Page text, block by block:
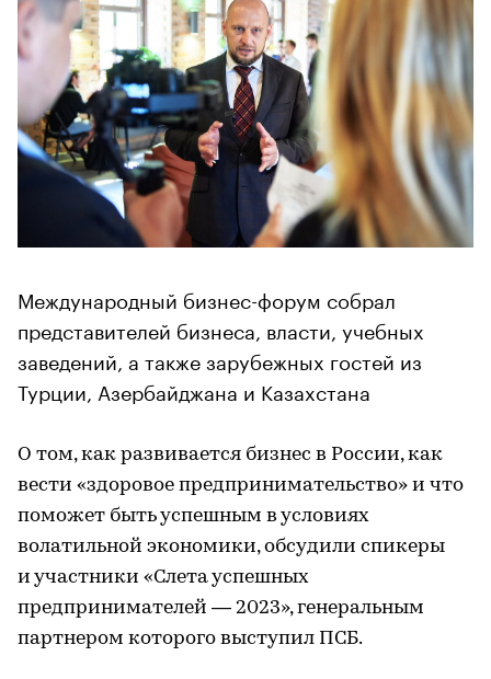
Международный бизнес-форум собрал
представителей бизнеса, власти, учебных
заведений, а также зарубежных гостей из
Турции, Азербайджана и Казахстана
О том, как развивается бизнес в России, как
вести «здоровое предпринимательство» и что
поможет быть успешным в условиях
волатильной экономики, обсудили спикеры
и участники «Слета успешных
предпринимателей — 2023», генеральным
партнером которого выступил ПСБ.